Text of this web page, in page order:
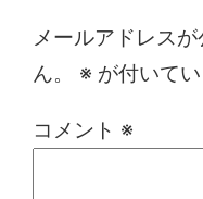
メールアドレス
ん。
※ が付いて
コメント ※